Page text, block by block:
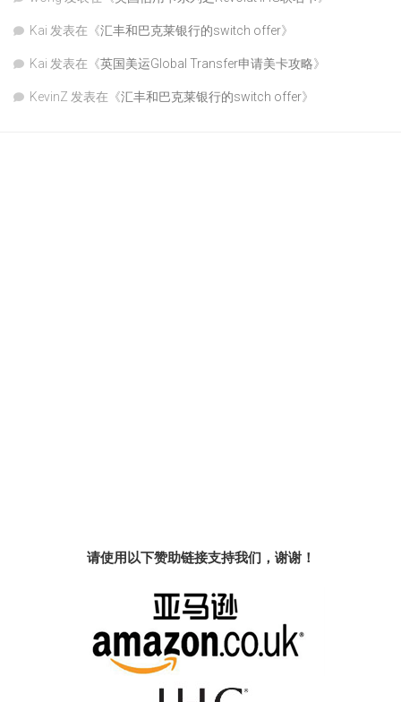
Kai 发表在《汇丰和巴克莱银行的switch offer》
Kai 发表在《英国美运Global Transfer申请美卡攻略》
KevinZ 发表在《汇丰和巴克莱银行的switch offer》
请使用以下赞助链接支持我们，谢谢！